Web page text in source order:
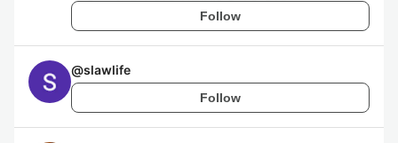
Follow
@slawlife
Follow